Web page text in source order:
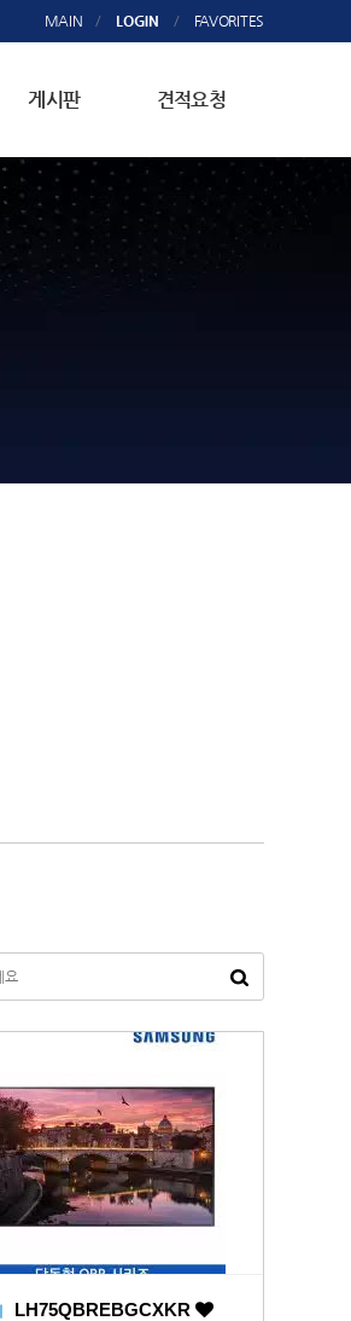
FAVORITES
LOGIN /
MAIN/
게시판 견적요청
LH75QBREBGCXKR